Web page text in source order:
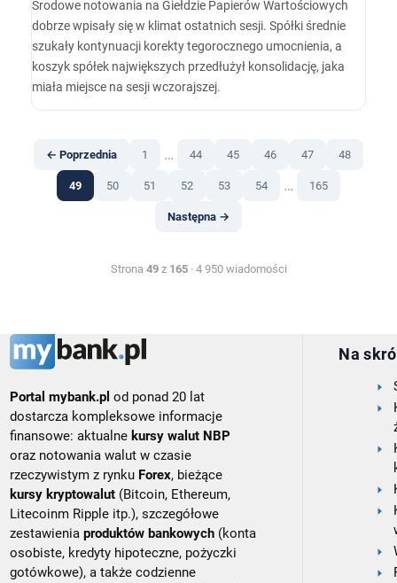
Środowe notowania na Giełdzie Papierów Wartościowych
dobrze wpisały się w klimat ostatnich sesji. Spółki średnie
szukały kontynuacji korekty tegorocznego umocnienia, a
koszyk spółek największych przedłużył konsolidację, jaka
miała miejsce na sesji wczorajszej.
← Poprzednia 1 … 44 45 46 47 48
49 50 51 52 53 54 … 165
Następna →
Strona 49z 165· 4 950 wiadomości
Portal mybank.pl od ponad 20 lat
dostarcza kompleksowe informacje
finansowe: aktualne kursy walut NBP
oraz notowania walut w czasie
rzeczywistym z rynku Forex, bieżące
kursy kryptowalut (Bitcoin, Ethereum,
Litecoinm Ripple itp.), szczegółowe
zestawieniaproduktów bankowych (konta
osobiste, kredyty hipoteczne, pożyczki
gotówkowe), a także codzienne
Na